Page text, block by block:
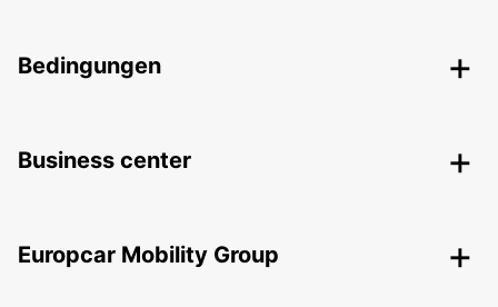
Bedingungen
Business center
Europcar Mobility Group